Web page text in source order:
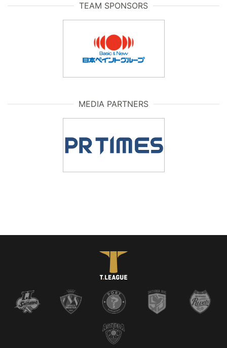
TEAM SPONSORS
MEDIA PARTNERS